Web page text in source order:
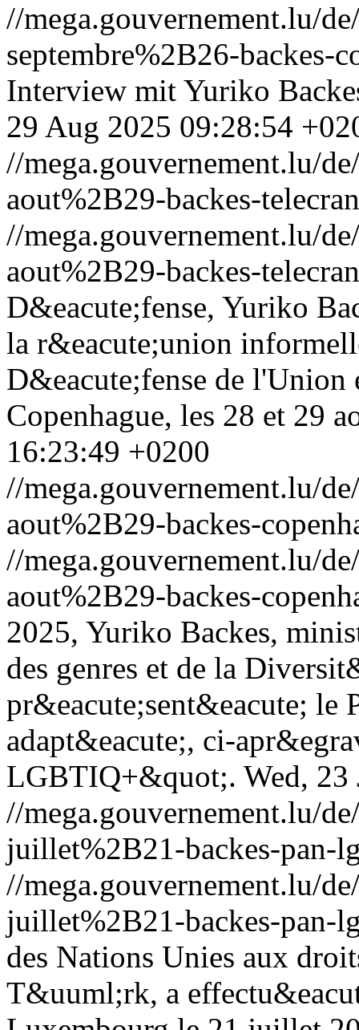
//mega.gouvernement.lu/
septembre%2B26-backes-
Interview mit Yuriko
29 Aug 2025 09:28:54
//mega.gouvernement.lu/
aout%2B29-backes-
//mega.gouvernement.lu/
aout%2B29-backes-
D&eacute;fense, Yuriko
la r&eacute;union
D&eacute;fense de l'Union
Copenhague, les 28 et 29
16:23:49 +0200
//mega.gouvernement.lu/
aout%2B29-backes-
//mega.gouvernement.lu/
aout%2B29-backes-
2025, Yuriko Backes,
des genres et de la
pr&eacute;sent&eacute;
adapt&eacute;, ci-
LGBTIQ+&quot;. Wed,
//mega.gouvernement.lu/
juillet%2B21-backes-pan-
//mega.gouvernement.lu/
juillet%2B21-backes-pan-
des Nations Unies aux
T&uuml;rk, a